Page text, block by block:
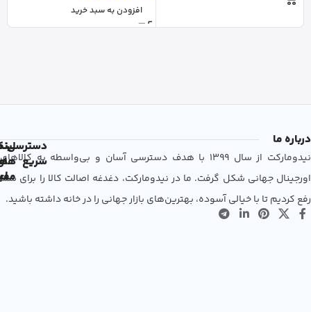
افزودن به سبد خرید
درباره ما
نیدومارکت از سال 1399 با هدف دسترسی آسان و بی‌واسطه به کالاهای
اورجینال جهانی شکل گرفت. ما در نیدومارکت، دغدغه اصالت کالا را برای شما
رفع کردیم تا با خیالی آسوده، بهترین‌های بازار جهانی را در خانه داشته باشید.
دسترسی
سریع